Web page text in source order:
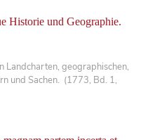
Historie und Geographie.
Landcharten, geographischen,
und Sachen. (1773, Bd. 1,